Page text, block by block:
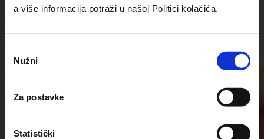
a više informacija potraži u našoj Politici kolačića.
pristanka
Nužni
Za postavke
Statistički